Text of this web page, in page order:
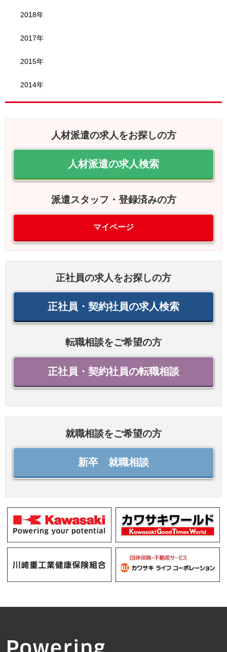
2018年
2017年
2015年
2014年
人材派遣の求人をお探しの方
人材派遣の求人検索
派遣スタッフ・登録済みの方
マイページ
正社員の求人をお探しの方
正社員・契約社員の求人検索
転職相談をご希望の方
正社員・契約社員の転職相談
就職相談をご希望の方
新卒 就職相談